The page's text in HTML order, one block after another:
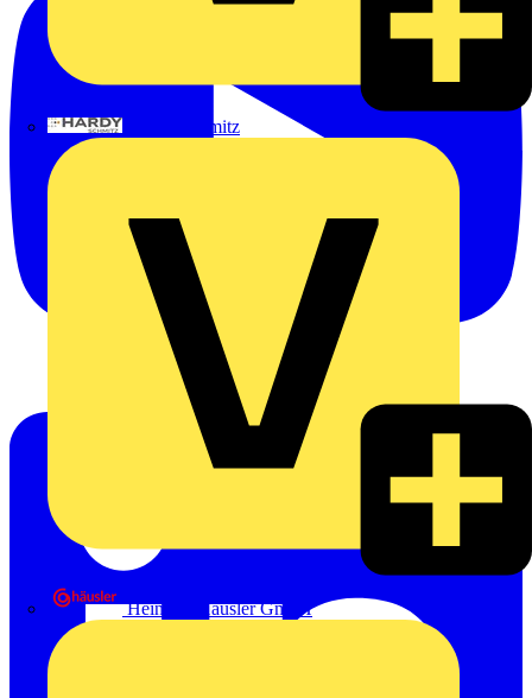
Hardy Schmitz
Heinrich Häusler GmbH